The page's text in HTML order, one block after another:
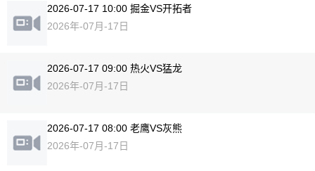
2026-07-17 10:00 掘金VS开拓者
2026年-07月-17日
2026-07-17 09:00 热火VS猛龙
2026年-07月-17日
2026-07-17 08:00 老鹰VS灰熊
2026年-07月-17日